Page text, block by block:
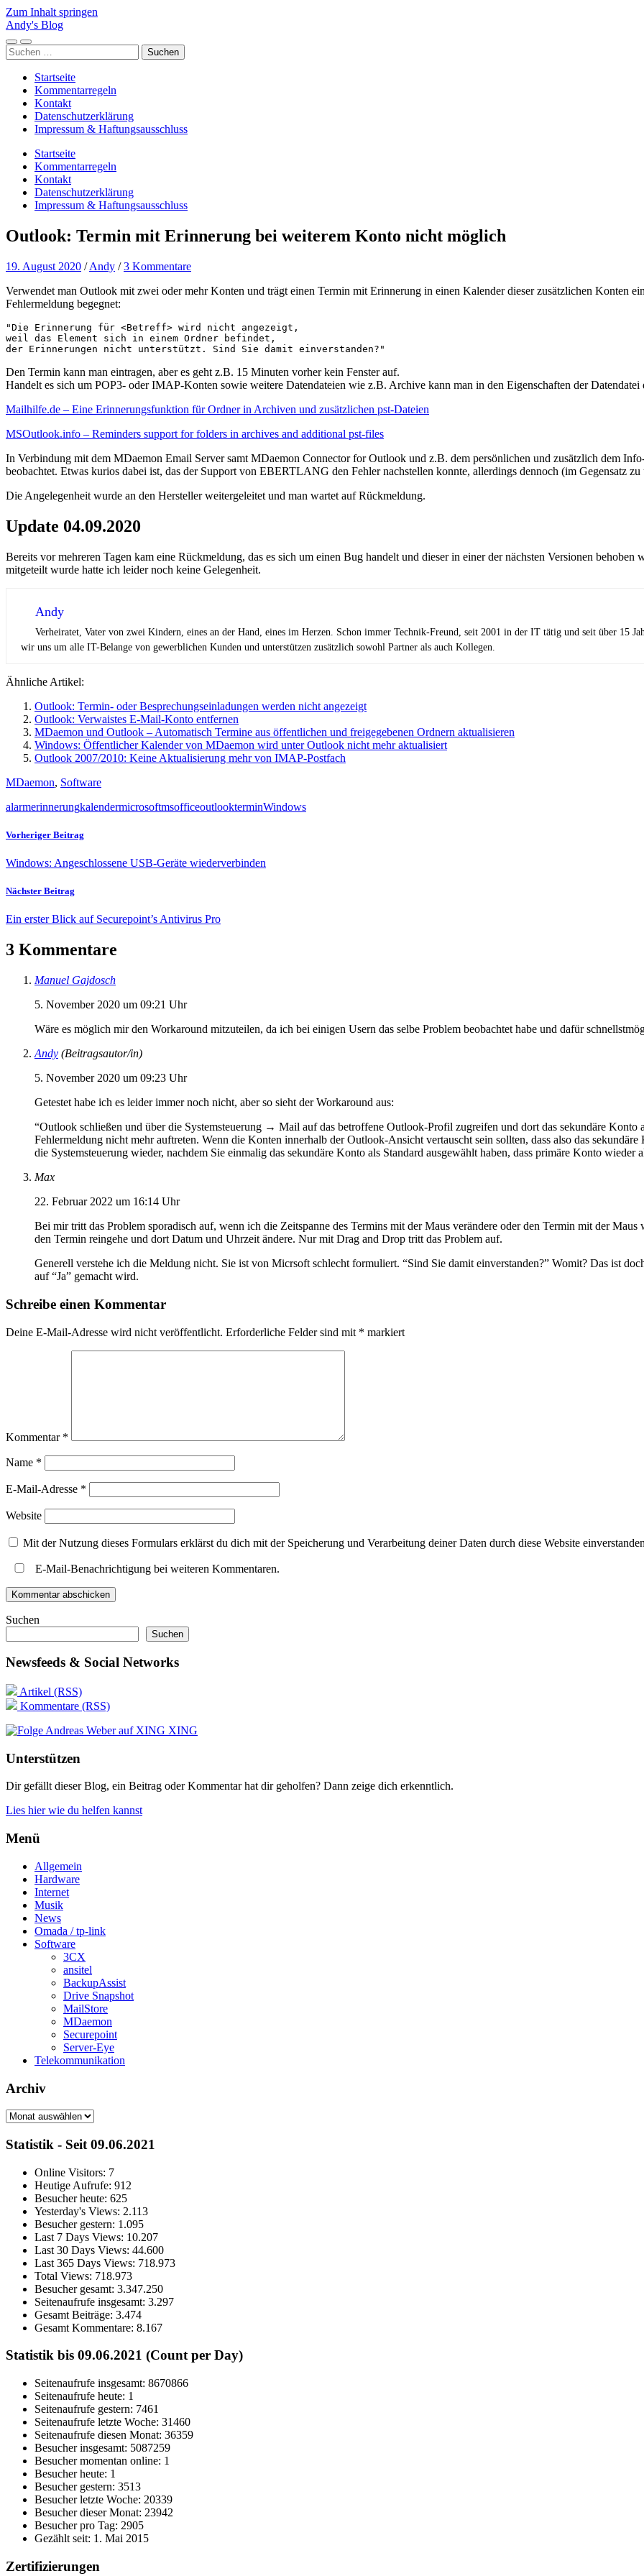
Zum Inhalt springen
Andy's Blog
Mobile-
Menü
Suchfeld
ein-/ausblenden
Suchen
nach:
Startseite
Kommentarregeln
Kontakt
Datenschutzerklärung
Impressum & Haftungsausschluss
Startseite
Kommentarregeln
Kontakt
Datenschutzerklärung
Impressum & Haftungsausschluss
Outlook: Termin mit Erinnerung bei weiterem Konto nicht möglich
19. August 2020 /Andy /3 Kommentare
Verwendet man Outlook mit zwei oder mehr Konten und trägt einen Termin mit Erinnerung in einen Kalender dieser zusätzlichen Konten
Fehlermeldung begegnet:
"Die Erinnerung für <Betreff> wird nicht angezeigt,
weil das Element sich in einem Ordner befindet,
der Erinnerungen nicht unterstützt. Sind Sie damit einverstanden?"
Den Termin kann man eintragen, aber es geht z.B. 15 Minuten vorher kein Fenster auf.
Handelt es sich um POP3- oder IMAP-Konten sowie weitere Datendateien wie z.B. Archive kann man in den Eigenschaften der
Mailhilfe.de – Eine Erinnerungsfunktion für Ordner in Archiven und zusätzlichen pst-Dateien
MSOutlook.info – Reminders support for folders in archives and additional pst-files
In Verbindung mit dem MDaemon Email Server samt MDaemon Connector for Outlook und z.B. dem persönlichen und zusätzlich dem
beobachtet. Etwas kurios dabei ist, das der Support von EBERTLANG den Fehler nachstellen konnte, allerdings dennoch (im Gegensatz
Die Angelegenheit wurde an den Hersteller weitergeleitet und man wartet auf Rückmeldung.
Update 04.09.2020
Bereits vor mehreren Tagen kam eine Rückmeldung, das es sich um einen Bug handelt und dieser in einer der nächsten Versionen
mitgeteilt wurde hatte ich leider noch keine Gelegenheit.
Andy
Verheiratet, Vater von zwei Kindern, eines an der Hand, eines im Herzen. Schon immer Technik-Freund, seit 2001 in der IT tätig und seit über 15
wir uns um alle IT-Belange von gewerblichen Kunden und unterstützen zusätzlich sowohl Partner als auch Kollegen.
Ähnliche Artikel:
Outlook: Termin- oder Besprechungseinladungen werden nicht angezeigt
Outlook: Verwaistes E-Mail-Konto entfernen
MDaemon und Outlook – Automatisch Termine aus öffentlichen und freigegebenen Ordnern aktualisieren
Windows: Öffentlicher Kalender von MDaemon wird unter Outlook nicht mehr aktualisiert
Outlook 2007/2010: Keine Aktualisierung mehr von IMAP-Postfach
MDaemon, Software
alarmerinnerungkalendermicrosoftmsofficeoutlookterminWindows
Vorheriger Beitrag
Windows: Angeschlossene USB-Geräte wiederverbinden
Nächster Beitrag
Ein erster Blick auf Securepoint’s Antivirus Pro
3 Kommentare
Manuel Gajdosch
5. November 2020 um 09:21 Uhr
Wäre es möglich mir den Workaround mitzuteilen, da ich bei einigen Usern das selbe Problem beobachtet habe und dafür
Andy (Beitragsautor/in)
5. November 2020 um 09:23 Uhr
Getestet habe ich es leider immer noch nicht, aber so sieht der Workaround aus:
“Outlook schließen und über die Systemsteuerung → Mail auf das betroffene Outlook-Profil zugreifen und dort das sekundäre Konto
Fehlermeldung nicht mehr auftreten. Wenn die Konten innerhalb der Outlook-Ansicht vertauscht sein sollten, dass also das
die Systemsteuerung wieder, nachdem Sie einmalig das sekundäre Konto als Standard ausgewählt haben, dass primäre Konto wieder
Max
22. Februar 2022 um 16:14 Uhr
Bei mir tritt das Problem sporadisch auf, wenn ich die Zeitspanne des Termins mit der Maus verändere oder den Termin mit der
den Termin reingehe und dort Datum und Uhrzeit ändere. Nur mit Drag and Drop tritt das Problem auf.
Generell verstehe ich die Meldung nicht. Sie ist von Micrsoft schlecht formuliert. “Sind Sie damit einverstanden?” Womit? Das ist
auf “Ja” gemacht wird.
Schreibe einen Kommentar
Deine E-Mail-Adresse wird nicht veröffentlicht. Erforderliche Felder sind mit * markiert
Kommentar *
Name *
E-Mail-Adresse *
Website
Mit der Nutzung dieses Formulars erklärst du dich mit der Speicherung und Verarbeitung deiner Daten durch diese Website
E-Mail-Benachrichtigung bei weiteren Kommentaren.
Suchen
Suchen
Newsfeeds & Social Networks
Artikel (RSS)
Kommentare (RSS)
XING
Unterstützen
Dir gefällt dieser Blog, ein Beitrag oder Kommentar hat dir geholfen? Dann zeige dich erkenntlich.
Lies hier wie du helfen kannst
Menü
Allgemein
Hardware
Internet
Musik
News
Omada / tp-link
Software
3CX
ansitel
BackupAssist
Drive Snapshot
MailStore
MDaemon
Securepoint
Server-Eye
Telekommunikation
Archiv
Archiv
Statistik - Seit 09.06.2021
Online Visitors: 7
Heutige Aufrufe: 912
Besucher heute: 625
Yesterday's Views: 2.113
Besucher gestern: 1.095
Last 7 Days Views: 10.207
Last 30 Days Views: 44.600
Last 365 Days Views: 718.973
Total Views: 718.973
Besucher gesamt: 3.347.250
Seitenaufrufe insgesamt: 3.297
Gesamt Beiträge: 3.474
Gesamt Kommentare: 8.167
Statistik bis 09.06.2021 (Count per Day)
Seitenaufrufe insgesamt: 8670866
Seitenaufrufe heute: 1
Seitenaufrufe gestern: 7461
Seitenaufrufe letzte Woche: 31460
Seitenaufrufe diesen Monat: 36359
Besucher insgesamt: 5087259
Besucher momentan online: 1
Besucher heute: 1
Besucher gestern: 3513
Besucher letzte Woche: 20339
Besucher dieser Monat: 23942
Besucher pro Tag: 2905
Gezählt seit: 1. Mai 2015
Zertifizierungen